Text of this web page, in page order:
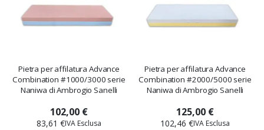
Pietra per affilatura Advance
Combination #1000/3000 serie
Naniwa di Ambrogio Sanelli
102,00 €
83,61 €
Pietra per affilatura Advance
Combination #2000/5000 serie
Naniwa di Ambrogio Sanelli
125,00 €
102,46 €